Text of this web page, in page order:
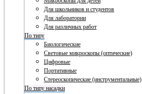
Для школьников и студентов
Для лаборатории
Для различных работ
По типу
Биологические
Световые микроскопы (оптические)
Цифровые
Портативные
Стереоскопические (инструментальные)
По типу насадки